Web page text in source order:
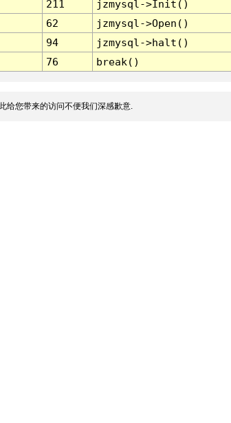
211
jzmysql->Init()
62
jzmysql->Open()
94
jzmysql->halt()
76 break()
给您带来的访问不便我们深感歉意.